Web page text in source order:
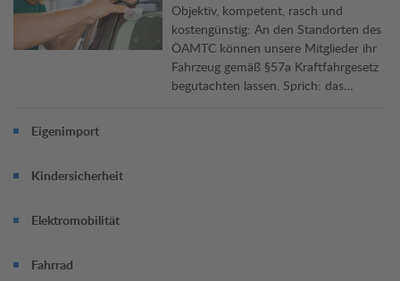
Objektiv, kompetent, rasch und
kostengünstig: An den Standorten des
ÖAMTC können unsere Mitglieder ihr
Fahrzeug gemäß §57a Kraftfahrgesetz
begutachten lassen. Sprich: das
Eigenimport
Kindersicherheit
Elektromobilität
Fahrrad